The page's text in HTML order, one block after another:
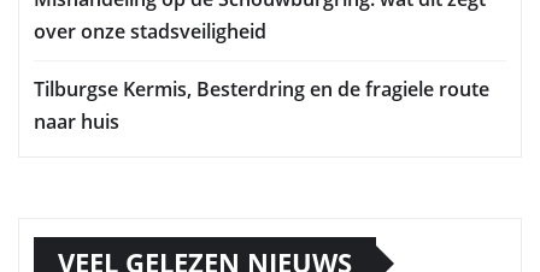
over onze stadsveiligheid
Tilburgse Kermis, Besterdring en de fragiele route
naar huis
VEEL GELEZEN NIEUWS